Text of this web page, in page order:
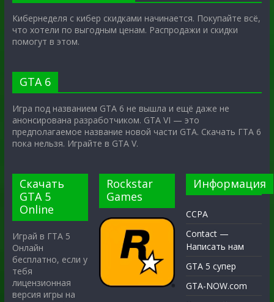
Кибернеделя с кибер скидками начинается. Покупайте всё,
что хотели по выгодным ценам. Распродажи и скидки
помогут в этом.
GTA 6
Игра под названием GTA 6 не вышла и ещё даже не
анонсирована разработчиком. GTA VI — это
предполагаемое название новой части GTA. Скачать ГТА 6
пока нельзя. Играйте в GTA V.
Скачать
GTA 5
Online
Играй в ГТА 5
Онлайн
бесплатно, если у
тебя
лицензионная
версия игры на
Rockstar
Games
Информация
CCPA
Contact —
Написать нам
GTA 5 супер
GTA-NOW.com